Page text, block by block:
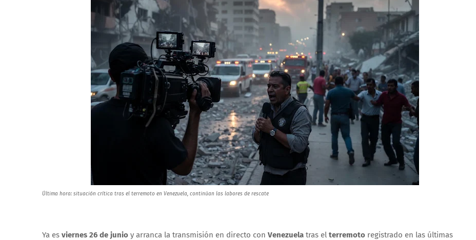
Última hora: situación crítica tras el terremoto en Venezuela, continúan las labores de rescate
Ya es viernes 26 de junio y arranca la transmisión en directo con Venezuela tras el terremoto registrado en las últimas